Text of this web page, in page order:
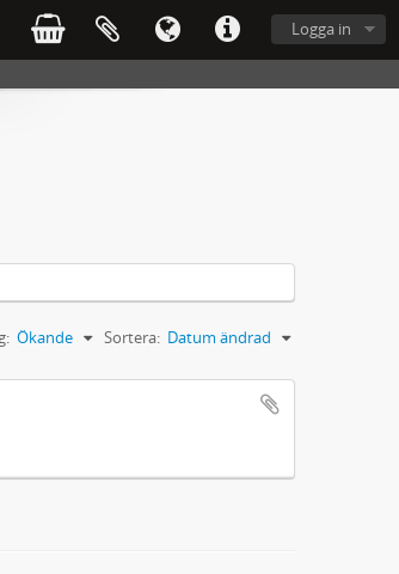
Logga in
Sortera: Datum ändrad
Ökande